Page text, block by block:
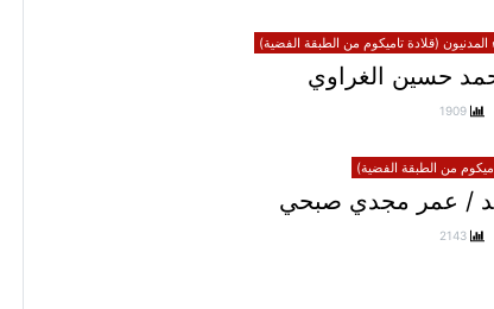
المدنيون (قلادة تاميكوم من الطبقة الفضية)
حسين الغراوي
1909
من الطبقة الفضية)
/ عمر مجدي صبحي
2143